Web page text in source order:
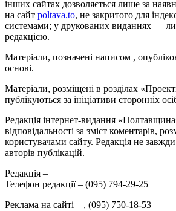
інших сайтах дозволяється лише за
на сайт poltava.to, не закритого для
системами; у друкованих виданнях —
редакцією.
Матеріали, позначені написом ,
основі.
Матеріали, розміщені в розділах
публікуються за ініціативи сторонніх
Редакція інтернет-видання
відповідальності за зміст коментарів,
користувачами сайту. Редакція не
авторів публікацій.
Редакція –
Телефон редакції – (095) 794-29-25
Реклама на сайті – , (095) 750-18-53